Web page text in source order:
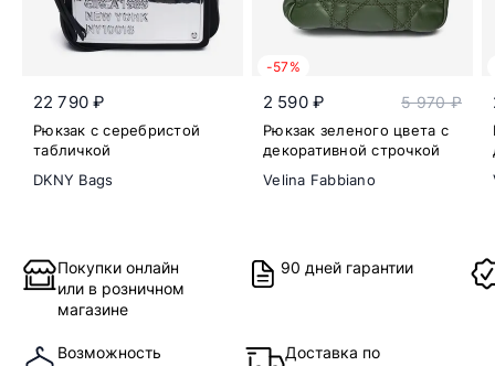
22 790 ₽
Рюкзак с серебристой
табличкой
DKNY Bags
-57%
2 590 ₽ 5 970 ₽
Рюкзак зеленого цвета с
декоративной строчкой
Velina Fabbiano
Покупки онлайн
или в розничном
магазине
90 дней гарантии
Возможность
Доставка по